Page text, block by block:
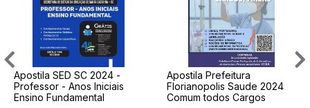
Apostila SED SC 2024 -
Professor - Anos Iniciais
Ensino Fundamental
Apostila Prefeitura
Florianopolis Saude 2024
Comum todos Cargos